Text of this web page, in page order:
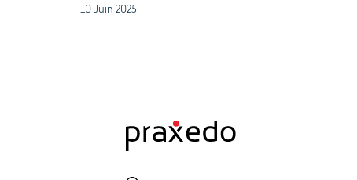
10 Juin 2025